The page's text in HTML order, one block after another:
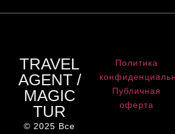
TRAVEL
AGENT /
MAGIC
TUR
© 2025 Все
Политика
Публичная
оферта